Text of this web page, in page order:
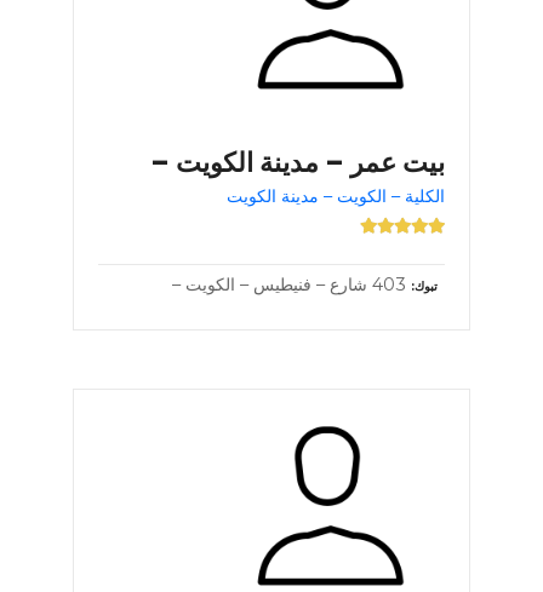
بيت عمر – مدينة الكويت –
الكلية – الكويت – مدينة الكويت
تبوك 403 شارع – فنيطيس – الكويت –